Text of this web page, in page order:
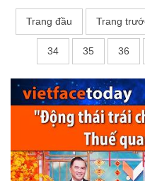
Trang đầu Trang
34 35 36